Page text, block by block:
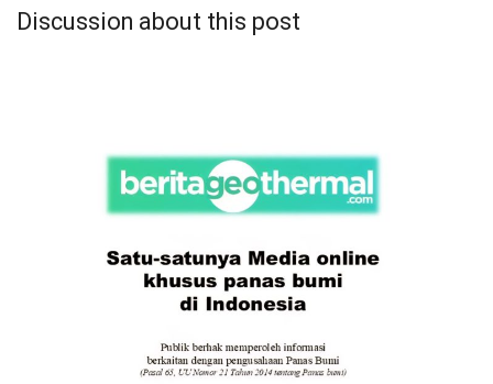
Discussion about this post